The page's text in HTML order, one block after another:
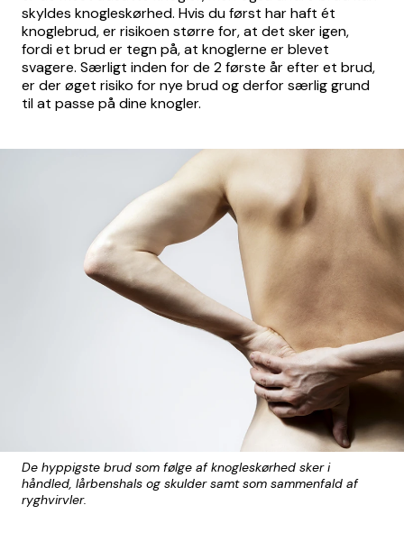
skyldes knogleskørhed. Hvis du først har haft ét
knoglebrud, er risikoen større for, at det sker igen,
fordi et brud er tegn på, at knoglerne er blevet
svagere. Særligt inden for de 2 første år efter et brud,
er der øget risiko for nye brud og derfor særlig grund
til at passe på dine knogler.
De hyppigste brud som følge af knogleskørhed sker i
håndled, lårbenshals og skulder samt som sammenfald af
ryghvirvler.